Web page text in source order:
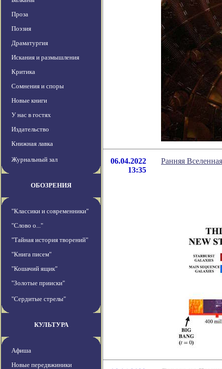
Проза
Поэзия
Драматургия
Искания и размышления
Критика
Сомнения и споры
Новые книги
У нас в гостях
Издательство
Книжная лавка
Журнальный зал
ОБОЗРЕНИЯ
"Классики и современники"
"Слово о..."
"Тайная история творений"
"Книга писем"
"Кошачий ящик"
"Золотые прииски"
"Сердитые стрелы"
КУЛЬТУРА
Афиша
Новые передвжиники
06.04.2022
13:35
Ранняя